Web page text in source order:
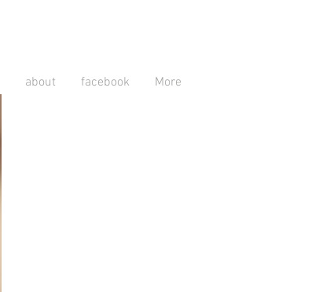
about facebook More